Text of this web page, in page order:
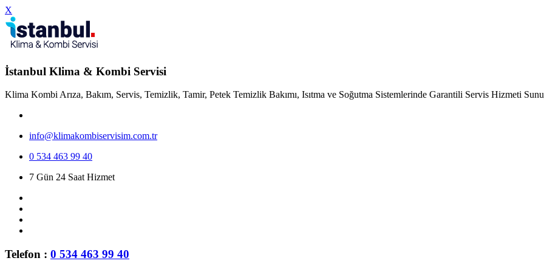
X
İstanbul Klima & Kombi Servisi
Klima Kombi Arıza, Bakım, Servis, Temizlik, Tamir, Petek Temizlik Bakımı, Isıtma ve Soğutma Sistemlerinde Garantili Servis Hizmeti
info@klimakombiservisim.com.tr
0 534 463 99 40
7 Gün 24 Saat Hizmet
Telefon : 0 534 463 99 40